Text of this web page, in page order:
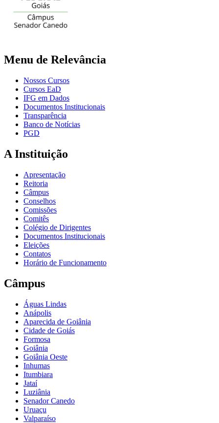
Menu de Relevância
Nossos Cursos
Cursos EaD
IFG em Dados
Documentos Institucionais
Transparência
Banco de Notícias
PGD
A Instituição
Apresentação
Reitoria
Câmpus
Conselhos
Comissões
Comitês
Colégio de Dirigentes
Documentos Institucionais
Eleições
Contatos
Horário de Funcionamento
Câmpus
Águas Lindas
Anápolis
Aparecida de Goiânia
Cidade de Goiás
Formosa
Goiânia
Goiânia Oeste
Inhumas
Itumbiara
Jataí
Luziânia
Senador Canedo
Uruaçu
Valparaíso